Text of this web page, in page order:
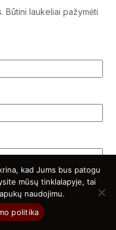
Būtini laukeliai pažymėti
išsaugoti vardą, el.
kad jų nebereiktų
kad Jums bus patogu
mūsų tinklalapyje, tai
naudojimu.
politika